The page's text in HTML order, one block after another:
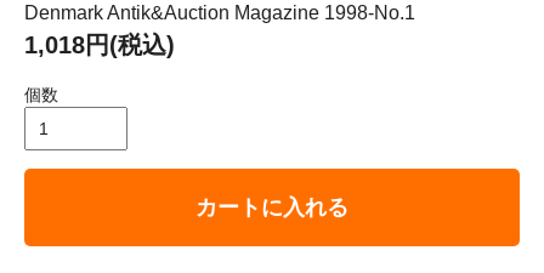
Denmark Antik&Auction Magazine 1998-No.1
1,018円(税込)
個数
カートに入れる
ホーム＆インテリア